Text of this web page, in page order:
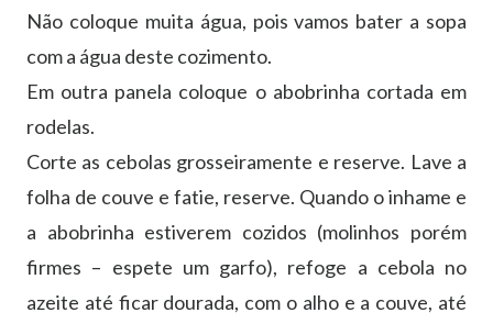
Não coloque muita água, pois vamos bater a sopa
com a água deste cozimento.
Em outra panela coloque o abobrinha cortada em
rodelas.
Corte as cebolas grosseiramente e reserve. Lave a
folha de couve e fatie, reserve. Quando o inhame e
a abobrinha estiverem cozidos (molinhos porém
firmes – espete um garfo), refoge a cebola no
azeite até ficar dourada, com o alho e a couve, até